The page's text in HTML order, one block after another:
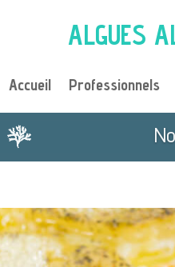
ALGUES
Accueil Professionnels
Je